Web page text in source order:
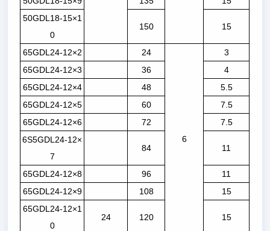
50GDL18-15×1
0
150 15
65GDL24-12×2 24
6
3
65GDL24-12×3
36
4
65GDL24-12×4
48
5.5
65GDL24-12×5
60
7.5
65GDL24-12×6
72
7.5
6S5GDL24-12×
7
84 11
65GDL24-12×8 96
11
65GDL24-12×9
108
15
65GDL24-12×1
0
24 120 15